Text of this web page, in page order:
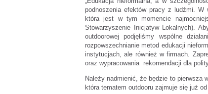
podnoszenia efektów pracy z ludźmi. W
która jest w tym momencie
Stowarzyszenie Inicjatyw Lokalnych).
outdoorowej podjęliśmy wspólne
rozpowszechnianie metod edukacji
instytucjach, ale również w firmach.
oraz wypracowania rekomendacji dla
Należy nadmienić, że będzie to pierwsza
która tematem outdooru zajmuje się już